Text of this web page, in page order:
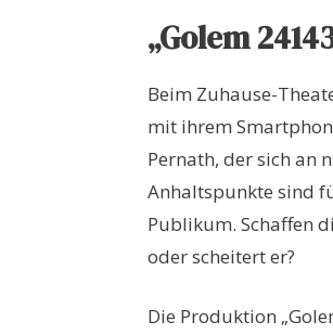
„Golem
Beim Zuhause-
mit ihrem
Pernath, der sich an
Anhaltspunkte sind
Publikum. Schaffen
oder scheitert er?
Die Produktion